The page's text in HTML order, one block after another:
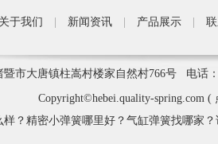
关于我们 新闻资讯 产品展示
暨市大唐镇柱嵩村楼家自然村766号 电话
Copyright©hebei.quality-spring.com(
样？精密小弹簧哪里好？气缸弹簧找哪家